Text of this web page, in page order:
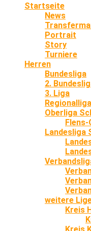
Startseite
News
Portrait
Story
Turniere
Herren
Bundesliga
2.
3. Liga
Oberliga
Landesliga
weitere
Kreis